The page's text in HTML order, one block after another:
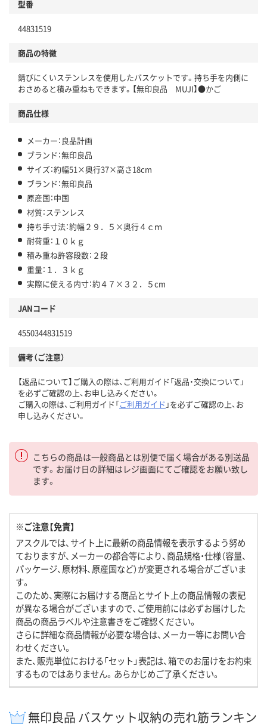
型番
44831519
商品の特徴
錆びにくいステンレスを使用したバスケットです。持ち手を内側に
おさめると積み重ねもできます。【無印良品 MUJI】●かご
商品仕様
メーカー：良品計画
ブランド：無印良品
サイズ：約幅51×奥行37×高さ18cm
ブランド：無印良品
原産国：中国
材質：ステンレス
持ち手寸法：約幅２９．５×奥行４ｃｍ
耐荷重：１０ｋｇ
積み重ね許容段数：２段
重量：１．３ｋｇ
実際に使える内寸：約４７×３２．５cm
JANコード
4550344831519
備考（ご注意）
【返品について】ご購入の際は、ご利用ガイド「返品・交換について」
を必ずご確認の上、お申し込みください。
ご購入の際は、ご利用ガイド「ご利用ガイド 」を必ずご確認の上、お
申し込みください。
こちらの商品は一般商品とは別便で届く場合がある別送品
です。お届け日の詳細はレジ画面にてご確認をお願い致し
ます。
※ご注意【免責】
アスクルでは、サイト上に最新の商品情報を表示するよう努め
ておりますが、メーカーの都合等により、商品規格・仕様（容量、
パッケージ、原材料、原産国など）が変更される場合がございま
す。
このため、実際にお届けする商品とサイト上の商品情報の表記
が異なる場合がございますので、ご使用前には必ずお届けした
商品の商品ラベルや注意書きをご確認ください。
さらに詳細な商品情報が必要な場合は、メーカー等にお問い合
わせください。
また、販売単位における「セット」表記は、箱でのお届けをお約束
するものではありません。あらかじめご了承ください。
無印良品 バスケット収納の売れ筋ランキン